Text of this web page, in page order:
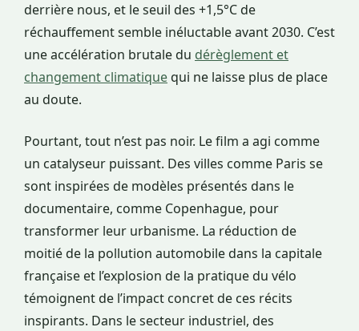
derrière nous, et le seuil des +1,5°C de
réchauffement semble inéluctable avant 2030. C’est
une accélération brutale du dérèglement et
changement climatiquequi ne laisse plus de place
au doute.
Pourtant, tout n’est pas noir. Le film a agi comme
un catalyseur puissant. Des villes comme Paris se
sont inspirées de modèles présentés dans le
documentaire, comme Copenhague, pour
transformer leur urbanisme. La réduction de
moitié de la pollution automobile dans la capitale
française et l’explosion de la pratique du vélo
témoignent de l’impact concret de ces récits
inspirants. Dans le secteur industriel, des